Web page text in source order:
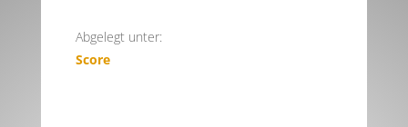
Abgelegt unter:
Score